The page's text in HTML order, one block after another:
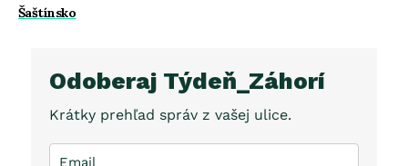
Šaštínsko
Odoberaj Týdeň_Záhorí
Krátky prehľad správ z vašej ulice.